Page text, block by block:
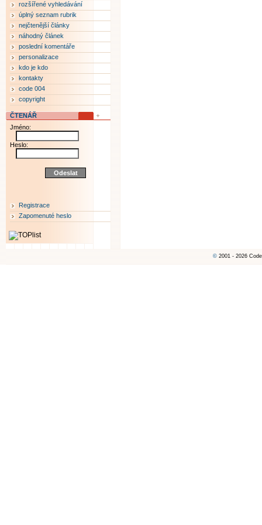
rozšířené vyhledávání
úplný seznam rubrik
nejčtenější články
náhodný článek
poslední komentáře
personalizace
kdo je kdo
kontakty
code 004
copyright
ČTENÁŘ
Jméno:
Heslo:
Registrace
Zapomenuté heslo
© 2001 - 2026